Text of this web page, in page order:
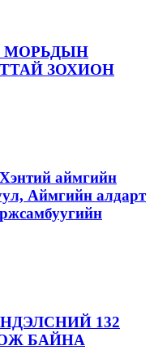
МОРЬДЫН
ЗОХИОН
аймгийн
Аймгийн алдарт
132
БАЙНА